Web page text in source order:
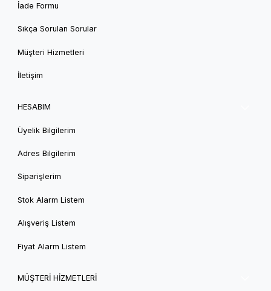
İade Formu
Sıkça Sorulan Sorular
Müşteri Hizmetleri
İletişim
HESABIM
Üyelik Bilgilerim
Adres Bilgilerim
Siparişlerim
Stok Alarm Listem
Alışveriş Listem
Fiyat Alarm Listem
MÜŞTERİ HİZMETLERİ